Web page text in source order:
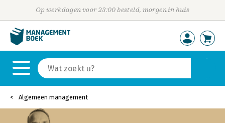
Op werkdagen voor 23:00 besteld, morgen in huis
Algemeen management